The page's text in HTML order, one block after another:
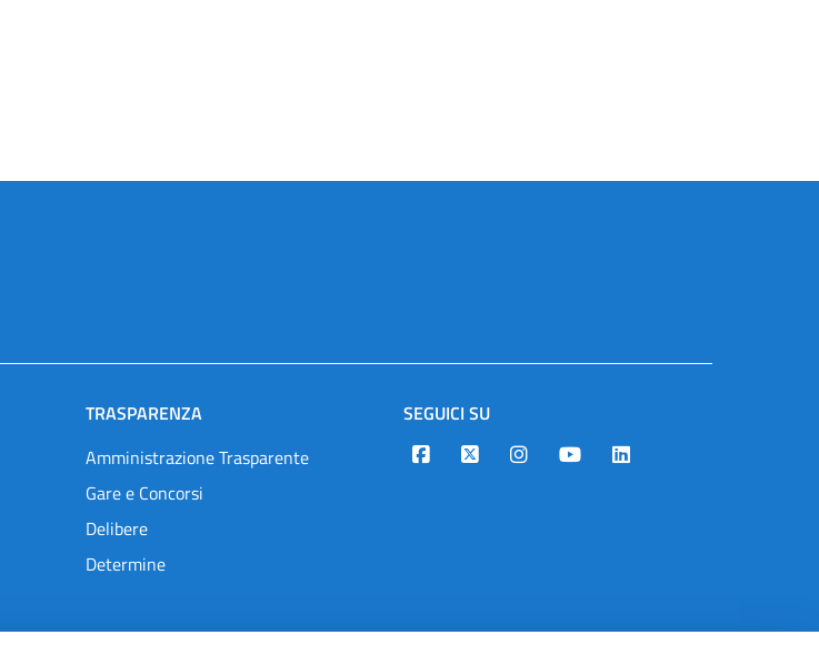
TRASPARENZA
Amministrazione Trasparente
Gare e Concorsi
Delibere
Determine
SEGUICI SU
Designers Italia
TwitterInstagramYoutubeLinkedin